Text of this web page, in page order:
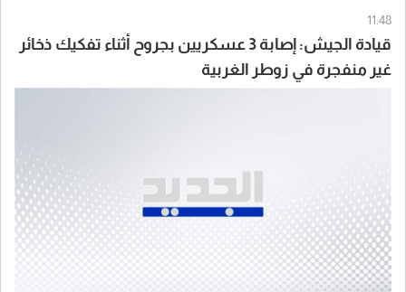
11:48
قيادة الجيش: إصابة 3 عسكريين بجروح أثناء تفكيك ذخائر
غير منفجرة في زوطر الغربية